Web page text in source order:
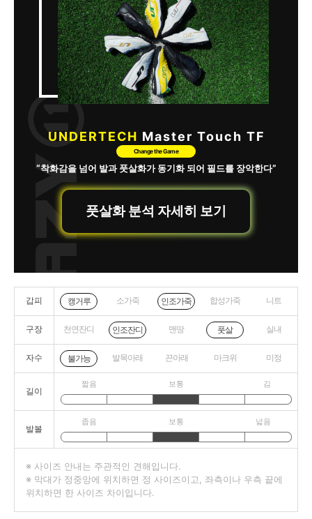
UNDERTECH Master Touch TF
Change the Game
“착화감을 넘어 발과 풋살화가 동기화 되어 필드를 장악한다”
풋살화 분석 자세히 보기
갑피 캥거루 소가죽 인조가죽 합성가죽 니트
구장 천연잔디 인조잔디 맨땅 풋살 실내
자수 불가능 발목아래 끈아래 마크위 미정
길이
짧음 보통 김
발볼
좁음 보통 넓음
※ 사이즈 안내는 주관적인 견해입니다.
※ 막대가 정중앙에 위치하면 정 사이즈이고, 좌측이나 우측 끝에
위치하면 한 사이즈 차이입니다.